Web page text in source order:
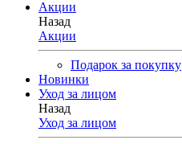
Акции
Назад
Акции
Подарок за покупку
Новинки
Уход за лицом
Назад
Уход за лицом